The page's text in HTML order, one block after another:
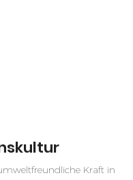
Kraft in